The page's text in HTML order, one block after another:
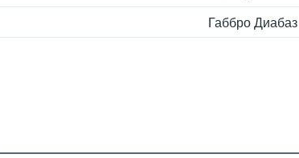
Габбро Диабаз